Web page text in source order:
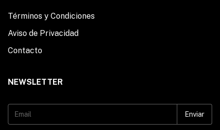
Términos y Condiciones
Aviso de Privacidad
Contacto
NEWSLETTER